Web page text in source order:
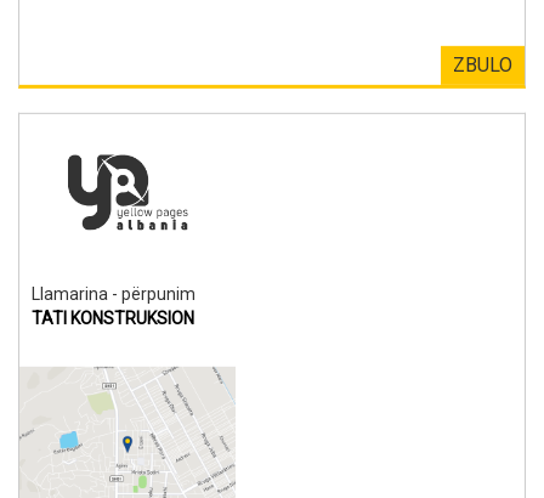
ZBULO
Llamarina - përpunim
TATI KONSTRUKSION